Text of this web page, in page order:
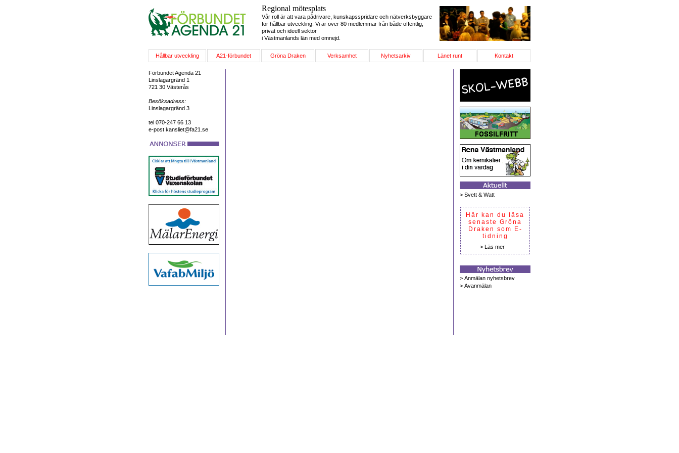
Regional mötesplats
Vår roll är att vara pådrivare, kunskapsspridare och nätverksbyggare
för hållbar utveckling. Vi är över 80 medlemmar från både offentlig,
privat och ideell sektor
i Västmanlands län med omnejd.
Hållbar utveckling A21-förbundet Gröna Draken Verksamhet Nyhetsarkiv Länet runt Kontakt
Förbundet Agenda 21
Linslagargränd 1
721 30 Västerås
Besöksadress:
Linslagargränd 3
tel 070-247 66 13
e-post kansliet@fa21.se
> Svett & Watt
Här kan du läsa
senaste Gröna
Draken som E-
tidning
> Läs mer
> Anmälan nyhetsbrev
> Avanmälan